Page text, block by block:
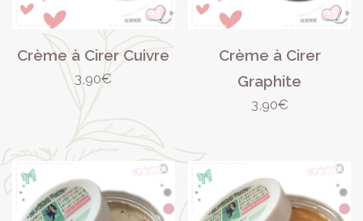
Crème à Cirer Cuivre
3,90€
Crème à Cirer
Graphite
3,90€